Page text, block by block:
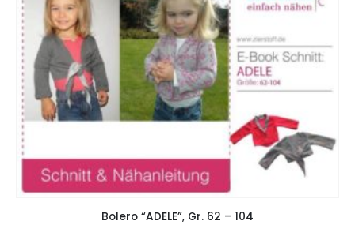
Bolero “ADELE”, Gr. 62 – 104